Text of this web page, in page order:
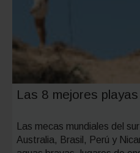
Las 8 mejores
Las mecas mundiales del
Australia, Brasil, Perú y